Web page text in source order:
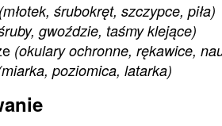
(młotek, śrubokręt, szczypce, piła)
gwoździe, taśmy klejące)
(okulary ochronne, rękawice,
poziomica, latarka)